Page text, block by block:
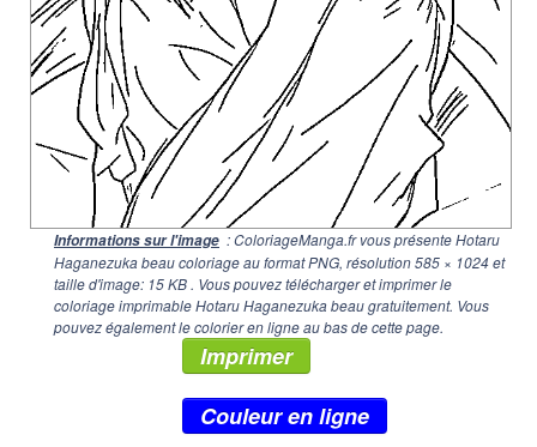
Informations sur l'image : ColoriageManga.fr vous présente Hotaru
Haganezuka beau coloriage au format PNG, résolution585 × 1024et
taille d'image: 15 KB . Vous pouvez télécharger et imprimer le
coloriage imprimable Hotaru Haganezuka beau gratuitement. Vous
pouvez également le colorier en ligne au bas de cette page.
Imprimer
Couleur en ligne